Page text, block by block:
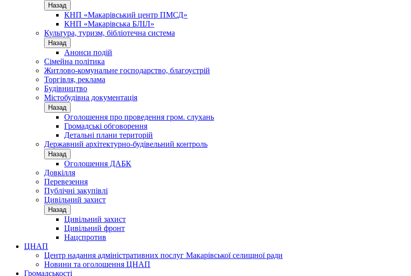
Назад
КНП «Макарівський центр ПМСД»
КНП «Макарівська БЛІЛ»
Культура, туризм, бібліотечна система
Назад
Анонси подій
Сімейна політика
Житлово-комунальне господарство, благоустрій
Торгівля, реклама
Будівництво
Містобудівна документація
Назад
Оголошення про проведення гром. слухань
Громадські обговорення
Детальні плани територій
Державний архітектурно-будівельний контроль
Назад
Оголошення ДАБК
Довкілля
Перевезення
Публічні закупівлі
Цивільний захист
Назад
Цивільний захист
Цивільний фронт
Нацспротив
ЦНАП
Центр надання адміністративних послуг Макарівської селищної ради
Новини та оголошення ЦНАП
Громадськості